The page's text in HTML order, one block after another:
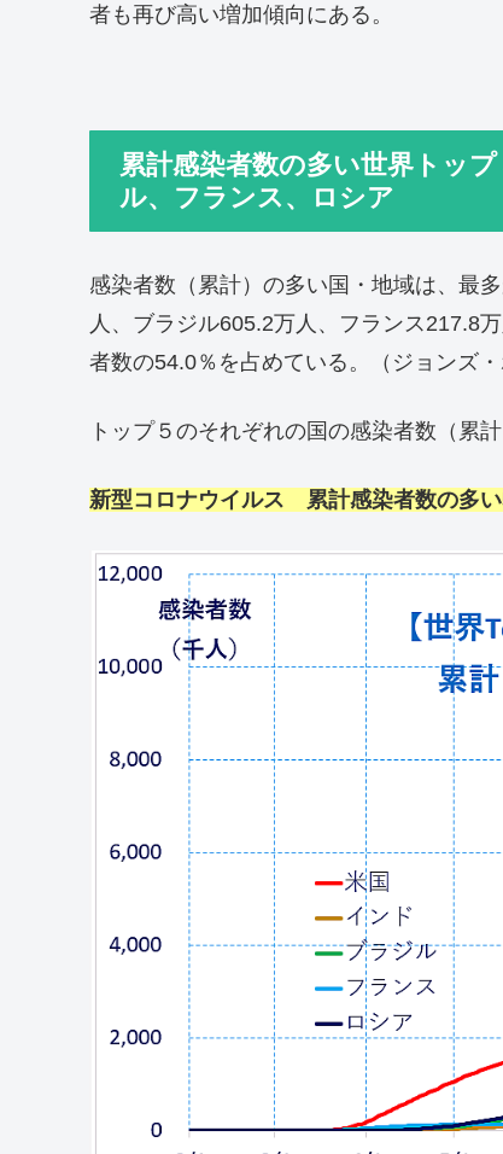
者も再び高い増加傾向にある。
累計感染者数の多い世界トッ
ル、フランス、ロシア
感染者数（累計）の多い国・地域は、最
人、ブラジル605.2万人、フランス217.8
者数の54.0％を占めている。（ジョンズ
トップ５のそれぞれの国の感染者数（累
新型コロナウイルス 累計感染者数の多